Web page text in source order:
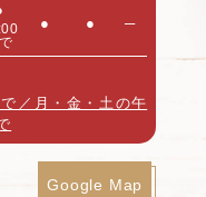
● ● ─
／月・金・土の午
Google Map